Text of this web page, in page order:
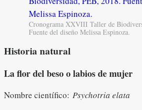
Cronograma XXVIII Taller de
Fuente del diseño Melissa Espinoza.
Historia natural
La flor del beso o labios de mujer
Nombre científico: Psychotria elata